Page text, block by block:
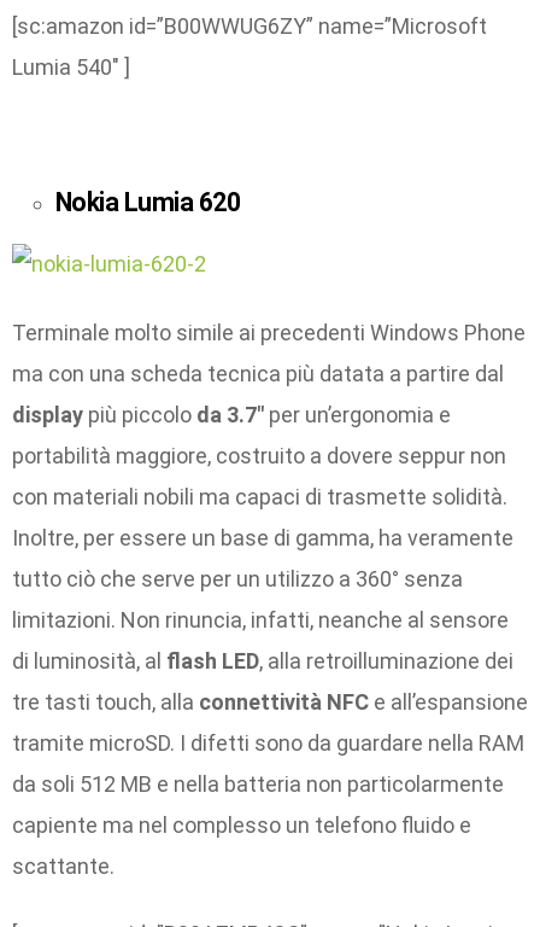
[sc:amazon id=”B00WWUG6ZY” name=”Microsoft
Lumia 540″ ]
Nokia Lumia 620
Terminale molto simile ai precedenti Windows Phone
ma con una scheda tecnica più datata a partire dal
display più piccolo da 3.7″ per un’ergonomia e
portabilità maggiore, costruito a dovere seppur non
con materiali nobili ma capaci di trasmette solidità.
Inoltre, per essere un base di gamma, ha veramente
tutto ciò che serve per un utilizzo a 360° senza
limitazioni. Non rinuncia, infatti, neanche al sensore
di luminosità, al flash LED, alla retroilluminazione dei
tre tasti touch, alla connettività NFC e all’espansione
tramite microSD. I difetti sono da guardare nella RAM
da soli 512 MB e nella batteria non particolarmente
capiente ma nel complesso un telefono fluido e
scattante.